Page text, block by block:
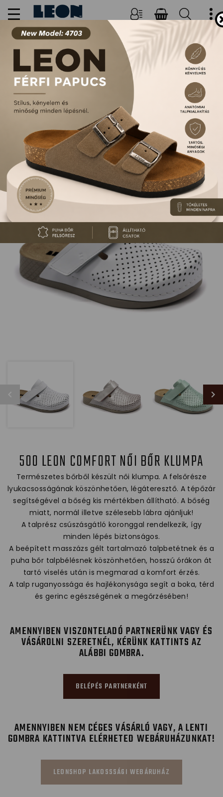
NŐI, FÉRFI PAPUCSOK ÉS
SZANDÁLOK
500 LEON COMFORT NŐI BŐR KLUMPA
Természetes bőrből készült női klumpa. A felsőrésze
lyukacsosságának köszönhetően, légáteresztő. A tépőzár
segítségével a bőség kis mértékben állítható. A bőség
miatt, normál illetve szélesebb lábra ajánljuk!
A talprész csúszásgátló koronggal rendelkezik, így
minden lépés biztonságos.
A beépített masszázs gélt tartalmazó talpbetétnek és a
puha bőr talpbélésnek köszönhetően, hosszú órákon át
tartó viselés után is megmarad a komfort érzés.
A talp ruganyossága és hajlékonysága segít a boka, térd
és gerinc egészségének a megőrzésében!
AMENNYIBEN VISZONTELADÓ PARTNERÜNK VAGY ÉS
VÁSÁROLNI SZERETNÉL, KÉRÜNK KATTINTS AZ
ALÁBBI GOMBRA.
BELÉPÉS PARTNERKÉNT
AMENNYIBEN NEM CÉGES VÁSÁRLÓ VAGY, A LENTI
GOMBRA KATTINTVA ELÉRHETED WEBÁRUHÁZUNKAT!
LEONSHOP LAKOSSSÁGI WEBÁRUHÁZ